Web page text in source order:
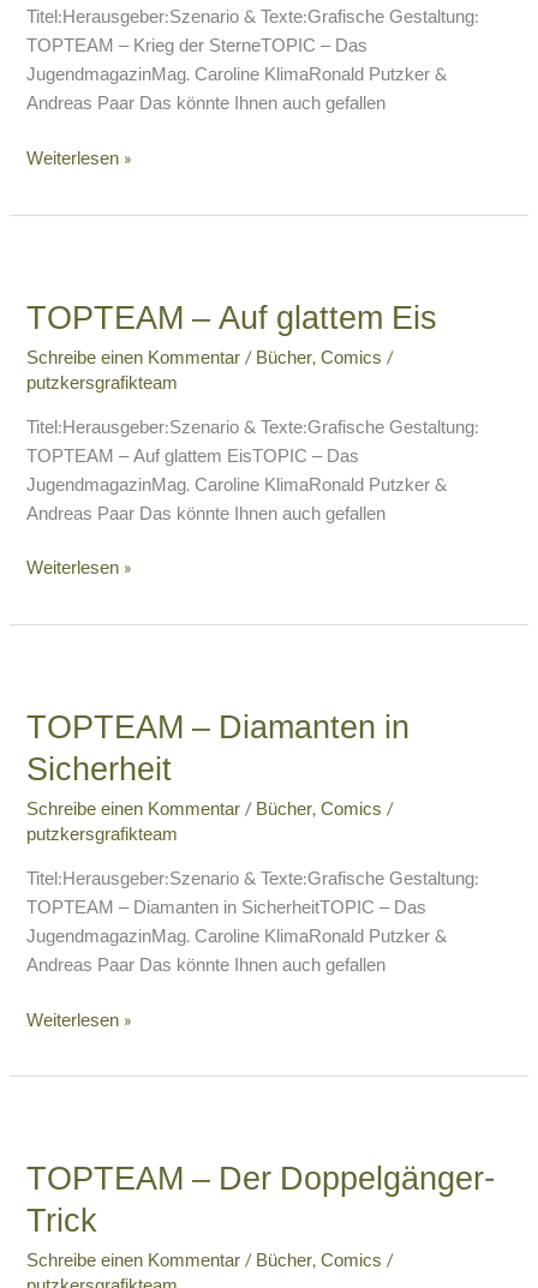
Titel:Herausgeber:Szenario & Texte:Grafische Gestaltung:
TOPTEAM – Krieg der SterneTOPIC – Das
JugendmagazinMag. Caroline KlimaRonald Putzker &
Andreas Paar Das könnte Ihnen auch gefallen
Weiterlesen »
TOPTEAM – Auf glattem Eis
Schreibe einen Kommentar/Bücher,Comics/
putzkersgrafikteam
Titel:Herausgeber:Szenario & Texte:Grafische Gestaltung:
TOPTEAM – Auf glattem EisTOPIC – Das
JugendmagazinMag. Caroline KlimaRonald Putzker &
Andreas Paar Das könnte Ihnen auch gefallen
Auf
Eis
Weiterlesen »
TOPTEAM – Diamanten in
Sicherheit
Schreibe einen Kommentar/Bücher,Comics/
putzkersgrafikteam
Titel:Herausgeber:Szenario & Texte:Grafische Gestaltung:
TOPTEAM – Diamanten in SicherheitTOPIC – Das
JugendmagazinMag. Caroline KlimaRonald Putzker &
Andreas Paar Das könnte Ihnen auch gefallen
Diamanten
in
Sicherheit
Weiterlesen »
TOPTEAM – Der Doppelgänger-
Trick
Schreibe einen Kommentar/Bücher,Comics/
Der
Doppelgänger-
Trick